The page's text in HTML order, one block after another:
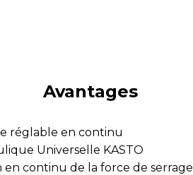
Avantages
réglable en continu
Universelle KASTO
continu de la force de serrage